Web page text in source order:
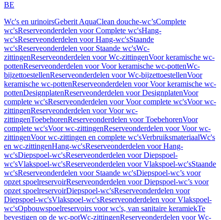
BE
Wc's en urinoirsGeberit AquaClean douche-wc’sComplete
wc'sReserveonderdelen voor Complete wc'sHang-
wc'sReserveonderdelen voor Hang-wc'sStaande
wc'sReserveonderdelen voor Staande wc'sWc-
zittingenReserveonderdelen voor Wc-zittingenVoor keramische wc-
pottenReserveonderdelen voor Voor keramische wc-pottenWc-
bijzettoestellenReserveonderdelen voor Wc-bijzettoestellenVoor
keramische wc-pottenReserveonderdelen voor Voor keramische wc-
pottenDesignplatenReserveonderdelen voor DesignplatenVoor
complete wc'sReserveonderdelen voor Voor complete wc'sVoor wc-
zittingenReserveonderdelen voor Voor wc-
zittingenToebehorenReserveonderdelen voor ToebehorenVoor
complete wc'sVoor wc-zittingenReserveonderdelen voor Voor wc-
zittingenVoor wc-zittingen en complete wc'sVerbruiksmateriaalWc's
en wc-zittingenHang-wc'sReserveonderdelen voor Hang-
wc'sDiepspoel-wc'sReserveonderdelen voor Diepspoel-
wc'sVlakspoel-wc'sReserveonderdelen voor Vlakspoel-wc'sStaande
wc'sReserveonderdelen voor Staande wc'sDiepspoel-wc’s voor
opzet spoelreservoirReserveonderdelen voor Diepspoel-wc’s voor
opzet spoelreservoirDiepspoel-wc'sReserveonderdelen voor
Diepspoel-wc'sVlakspoel-wc'sReserveonderdelen voor Vlakspoel-
wc'sOpbouwspoelreservoirs voor wc's, van sanitaire keramiekTe
bevestigen op de wc-potWc-zittingenReserveonderdelen voor Wc-